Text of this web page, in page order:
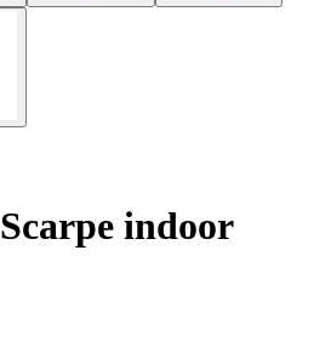
Scarpe indoor